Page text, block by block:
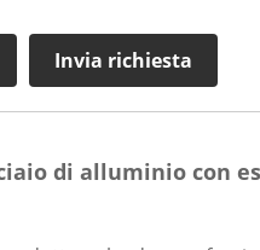
Invia richiesta
di alluminio con